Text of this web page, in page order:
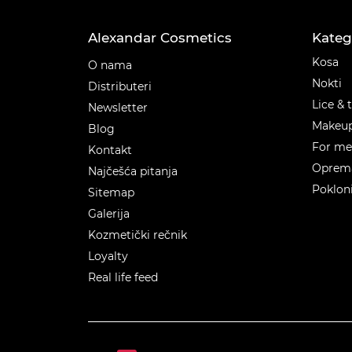
Alexandar Cosmetics
O nama
Distributeri
Newsletter
Blog
Kontakt
Najčešća pitanja
Sitemap
Galerija
Kozmetički rečnik
Loyalty
Real life feed
Kosa
Nokti
Lice &
For